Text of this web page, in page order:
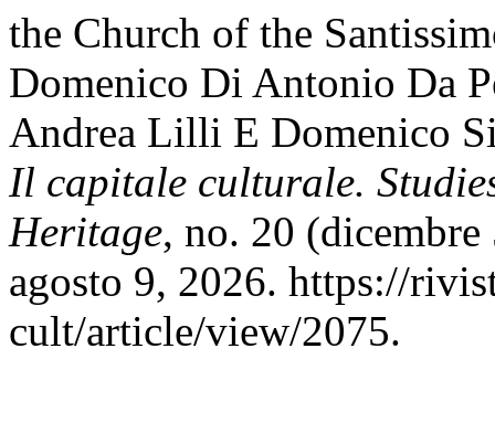
the Church of the
Domenico Di Antonio Da
Andrea Lilli E Domenico
Il capitale culturale.
Heritage, no. 20
agosto 9, 2026. https://
cult/article/view/2075.